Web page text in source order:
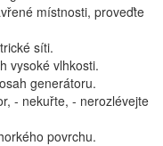
místnosti, proveďte
síti.
vysoké vlhkosti.
generátoru.
- nekuřte, - nerozlévejte
povrchu.